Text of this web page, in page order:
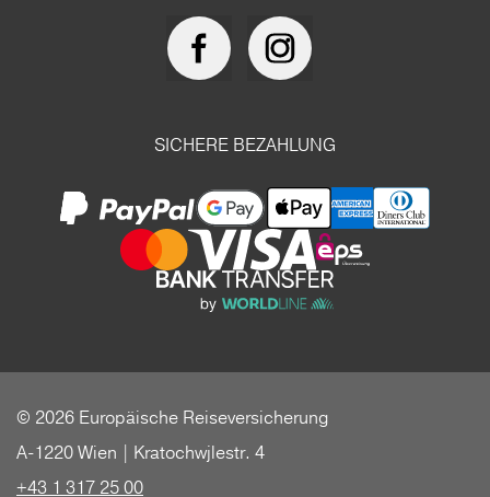
SICHERE BEZAHLUNG
© 2026 Europäische Reiseversicherung
A-1220 Wien | Kratochwjlestr. 4
+43 1 317 25 00